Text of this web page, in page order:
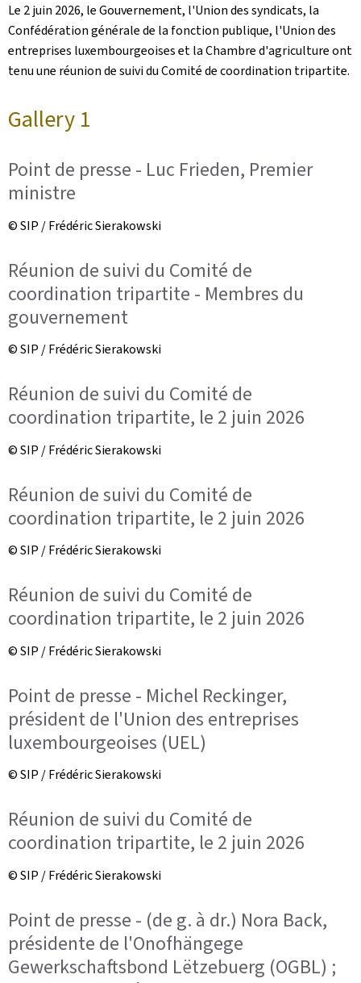
Le 2 juin 2026, le Gouvernement, l'Union des syndicats, la
Confédération générale de la fonction publique, l'Union des
entreprises luxembourgeoises et la Chambre d'agriculture ont
tenu une réunion de suivi du Comité de coordination tripartite.
Gallery 1
Point de presse - Luc Frieden, Premier
ministre
© SIP / Frédéric Sierakowski
Réunion de suivi du Comité de
coordination tripartite - Membres du
gouvernement
© SIP / Frédéric Sierakowski
Réunion de suivi du Comité de
coordination tripartite, le 2 juin 2026
© SIP / Frédéric Sierakowski
Réunion de suivi du Comité de
coordination tripartite, le 2 juin 2026
© SIP / Frédéric Sierakowski
Réunion de suivi du Comité de
coordination tripartite, le 2 juin 2026
© SIP / Frédéric Sierakowski
Point de presse - Michel Reckinger,
président de l'Union des entreprises
luxembourgeoises (UEL)
© SIP / Frédéric Sierakowski
Réunion de suivi du Comité de
coordination tripartite, le 2 juin 2026
© SIP / Frédéric Sierakowski
Point de presse - (de g. à dr.) Nora Back,
présidente de l'Onofhängege
Gewerkschaftsbond Lëtzebuerg (OGBL) ;